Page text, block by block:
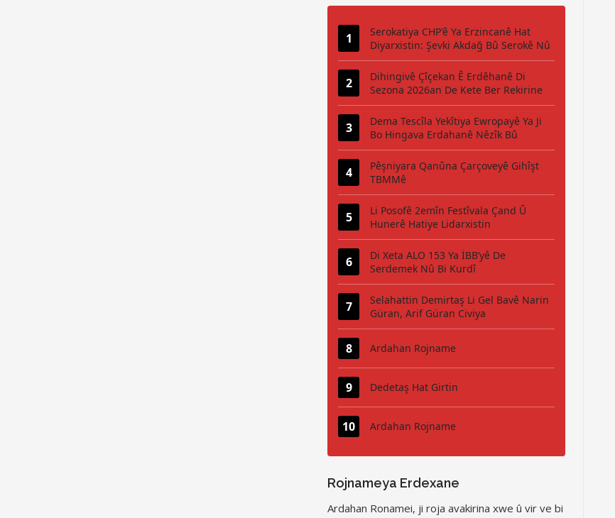
Serokatiya CHP'ê Ya Erzincanê Hat
Diyarxistin: Şevki Akdağ Bû Serokê Nû
Dihingivê Çîçekan Ê Erdêhanê Di
Sezona 2026an De Kete Ber Rekirine
Dema Tescîla Yekîtiya Ewropayê Ya Ji
Bo Hingava Erdahanê Nêzîk Bû
Pêşniyara Qanûna Çarçoveyê Gihîşt
TBMMê
Li Posofê 2emîn Festîvala Çand Û
Hunerê Hatiye Lidarxistin
Di Xeta ALO 153 Ya İBB’yê De
Serdemek Nû Bi Kurdî
Selahattin Demirtaş Li Gel Bavê Narin
Güran, Arif Güran Civiya
Ardahan Rojname
Dedetaş Hat Girtin
Ardahan Rojname
Rojnameya Erdexane
Ardahan Ronamei, ji roja avakirina xwe û vir ve bi